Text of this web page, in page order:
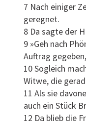
7 Nach einiger
geregnet.
8 Da sagte der
9 »Geh nach
Auftrag
10 Sogleich
Witwe, die
11 Als sie
auch ein Stück
12 Da blieb die